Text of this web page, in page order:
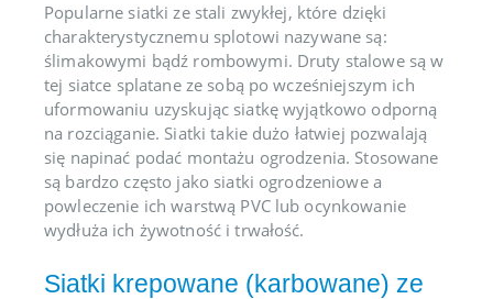
Popularne siatki ze stali zwykłej, które dzięki
charakterystycznemu splotowi nazywane są:
ślimakowymi bądź rombowymi. Druty stalowe są w
tej siatce splatane ze sobą po wcześniejszym ich
uformowaniu uzyskując siatkę wyjątkowo odporną
na rozciąganie. Siatki takie dużo łatwiej pozwalają
się napinać podać montażu ogrodzenia. Stosowane
są bardzo często jako siatki ogrodzeniowe a
powleczenie ich warstwą PVC lub ocynkowanie
wydłuża ich żywotność i trwałość.
Siatki krepowane (karbowane) ze